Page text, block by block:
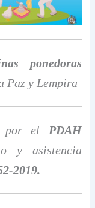
ponedoras
Paz y Lempira
por el PDAH
y asistencia
2019.